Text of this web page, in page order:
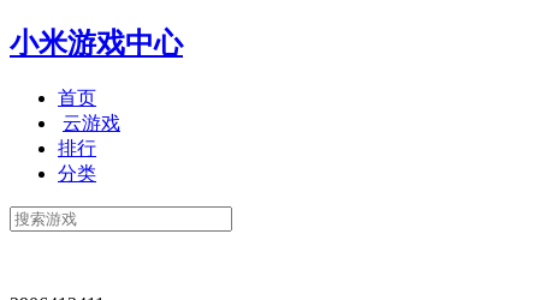
小米游戏中心
首页
云游戏
排行
分类